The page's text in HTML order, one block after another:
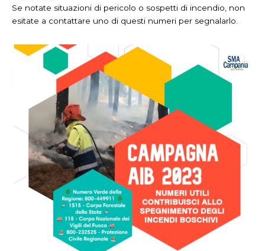
Se notate situazioni di pericolo o sospetti di incendio, non
esitate a contattare uno di questi numeri per segnalarlo.